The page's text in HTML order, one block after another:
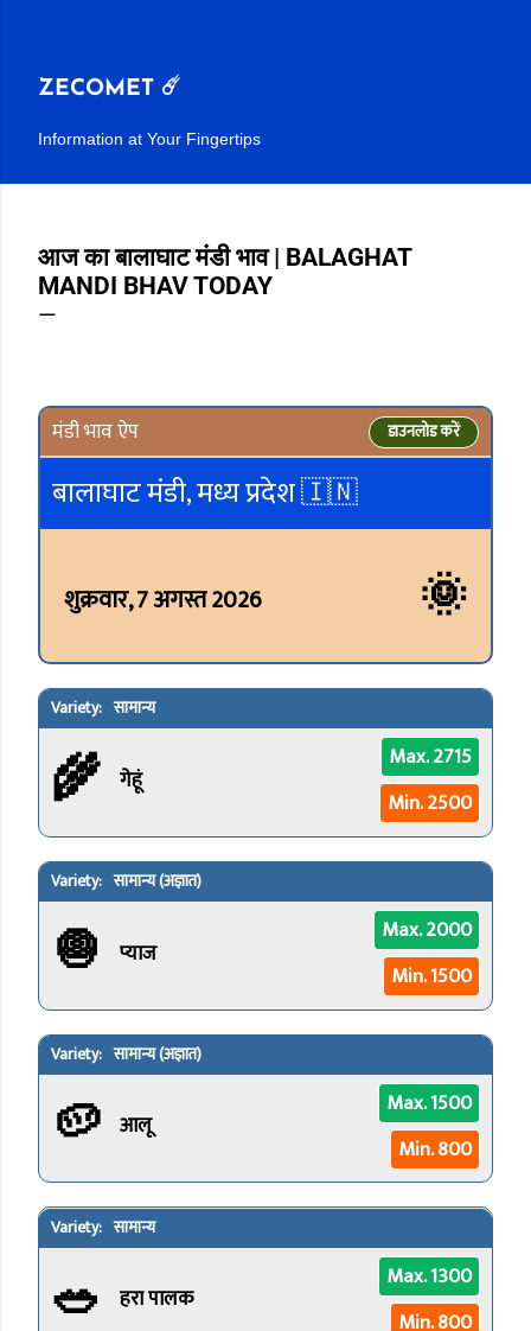
ZECOMET ☄️
Information at Your Fingertips
आज का बालाघाट मंडी भाव | BALAGHAT
MANDI BHAV TODAY
मंडी भाव ऐप डाउनलोड करें
बालाघाट मंडी, मध्य प्रदेश 🇮🇳
शुक्रवार, 7 अगस्त 2026 🌞
सामान्य
🌾 गेहूं
Max. 2715
Min. 2500
सामान्य (अज्ञात)
🧅 प्याज
Max. 2000
Min. 1500
सामान्य (अज्ञात)
🥔 आलू
Max. 1500
Min. 800
सामान्य
🥗 हरा पालक
Max. 1300
Min. 800